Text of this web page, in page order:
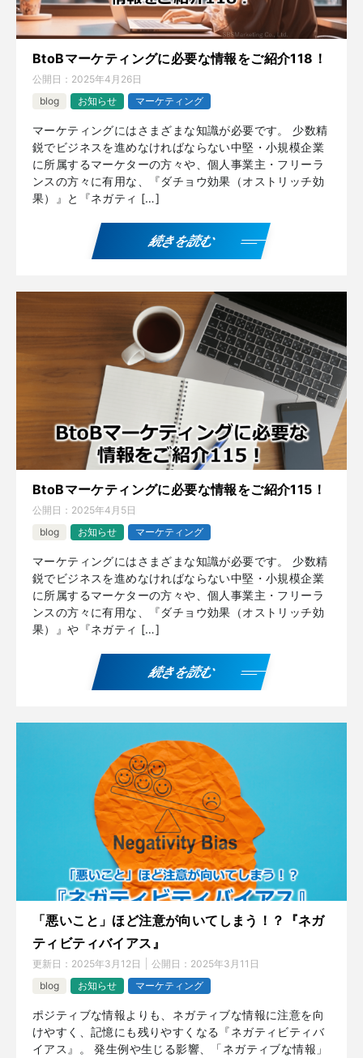
BtoBマーケティングに必要な情報をご紹介118！
公開日： 2025年4月26日
blog
お知らせ マーケティング
マーケティングにはさまざまな知識が必要です。 少数精
鋭でビジネスを進めなければならない中堅・小規模企業
に所属するマーケターの方々や、個人事業主・フリーラ
ンスの方々に有用な、『ダチョウ効果（オストリッチ効
果）』と『ネガティ […]
続きを読む
BtoBマーケティングに必要な情報をご紹介115！
公開日： 2025年4月5日
blog
お知らせ マーケティング
マーケティングにはさまざまな知識が必要です。 少数精
鋭でビジネスを進めなければならない中堅・小規模企業
に所属するマーケターの方々や、個人事業主・フリーラ
ンスの方々に有用な、『ダチョウ効果（オストリッチ効
果）』や『ネガティ […]
続きを読む
「悪いこと」ほど注意が向いてしまう！？『ネガ
ティビティバイアス』
更新日： 2025年3月12日 公開日： 2025年3月11日
blog
お知らせ マーケティング
ポジティブな情報よりも、ネガティブな情報に注意を向
けやすく、記憶にも残りやすくなる『ネガティビティバ
イアス』。 発生例や生じる影響、「ネガティブな情報」